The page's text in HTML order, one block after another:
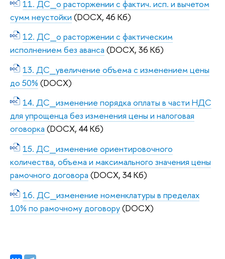
11. ДС_о расторжении с фактич. исп. и вычетом
сумм неустойки (DOCX, 46 Кб)
12. ДС_о расторжении с фактическим
исполнением без аванса (DOCX, 36 Кб)
13. ДС_увеличение объема с изменением цены
до 50% (DOCX)
14. ДС_изменение порядка оплаты в части НДС
для упрощенца без изменения цены и налоговая
оговорка (DOCX, 44 Кб)
15. ДС_изменение ориентировочного
количества, объема и максимального значения цены
рамочного договора (DOCX, 34 Кб)
16. ДС_изменение номенклатуры в пределах
10% по рамочному договору(DOCX)